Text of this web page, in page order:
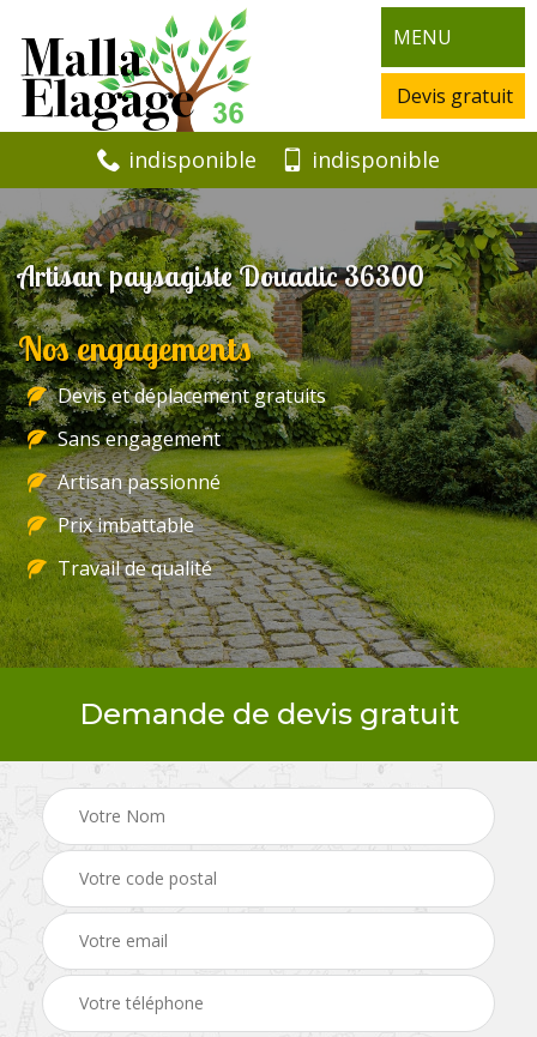
MENU
Devis gratuit
indisponible indisponible
Artisan paysagiste Douadic 36300
Nos engagements
Devis et déplacement gratuits
Sans engagement
Artisan passionné
Prix imbattable
Travail de qualité
Demande de devis gratuit